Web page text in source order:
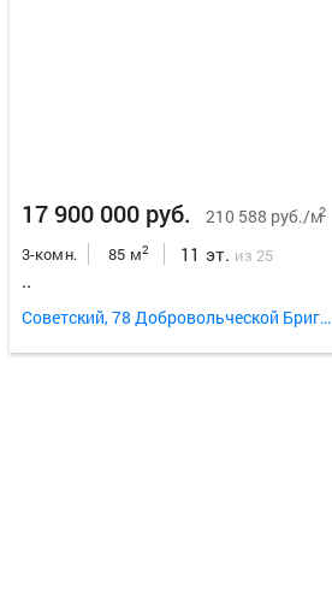
17 900 000 руб. 210 588 руб./м2
3-комн. 85 м2 11 эт. из 25
..
Советский, 78 Добровольческой Бригады улица 23